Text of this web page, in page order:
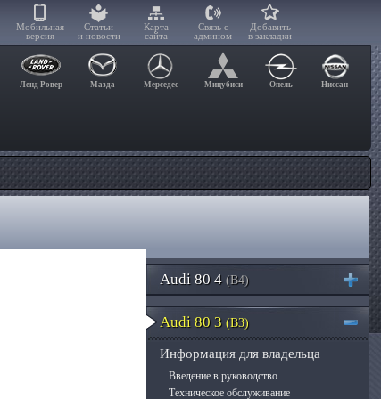
Мобильная
версия
Статьи
и новости
Карта
сайта
Связь с
админом
Добавить
в закладки
Ленд Ровер Мазда Мерседес Мицубиси Опель Ниссан
Audi 80 4 (B4)
Audi 80 3 (B3)
Информация для владельца
Введение в руководство
Техническое обслуживание